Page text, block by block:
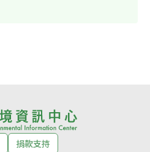
捐款支持